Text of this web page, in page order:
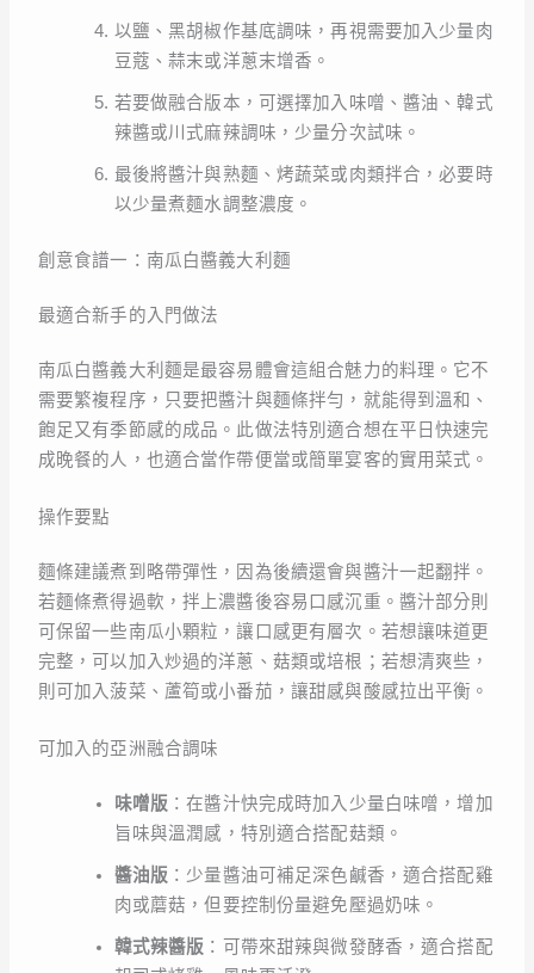
以鹽、黑胡椒作基底調味，再視需要加入少量肉
豆蔻、蒜末或洋蔥末增香。
若要做融合版本，可選擇加入味噌、醬油、韓式
辣醬或川式麻辣調味，少量分次試味。
最後將醬汁與熟麵、烤蔬菜或肉類拌合，必要時
以少量煮麵水調整濃度。
創意食譜一：南瓜白醬義大利麵
最適合新手的入門做法
南瓜白醬義大利麵是最容易體會這組合魅力的料理。它不
需要繁複程序，只要把醬汁與麵條拌勻，就能得到溫和、
飽足又有季節感的成品。此做法特別適合想在平日快速完
成晚餐的人，也適合當作帶便當或簡單宴客的實用菜式。
操作要點
麵條建議煮到略帶彈性，因為後續還會與醬汁一起翻拌。
若麵條煮得過軟，拌上濃醬後容易口感沉重。醬汁部分則
可保留一些南瓜小顆粒，讓口感更有層次。若想讓味道更
完整，可以加入炒過的洋蔥、菇類或培根；若想清爽些，
則可加入菠菜、蘆筍或小番茄，讓甜感與酸感拉出平衡。
可加入的亞洲融合調味
味噌版 ：在醬汁快完成時加入少量白味噌，增加
旨味與溫潤感，特別適合搭配菇類。
醬油版 ：少量醬油可補足深色鹹香，適合搭配雞
肉或蘑菇，但要控制份量避免壓過奶味。
韓式辣醬版 ：可帶來甜辣與微發酵香，適合搭配